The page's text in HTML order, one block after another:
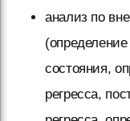
анализ по
(определение
состояния,
регресса,